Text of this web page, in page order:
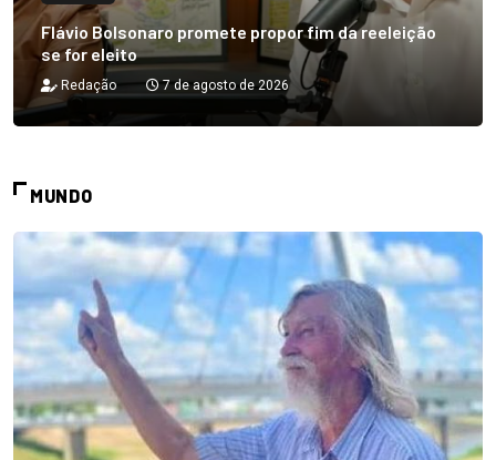
Flávio Bolsonaro promete propor fim da reeleição
se for eleito
Redação 7 de agosto de 2026
MUNDO